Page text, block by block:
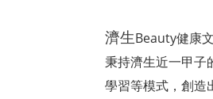
濟生Beauty健康
秉持濟生近一甲子
學習等模式，創造